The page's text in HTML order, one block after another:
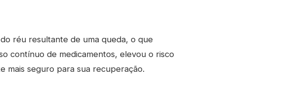
réu resultante de uma queda, o que
contínuo de medicamentos, elevou o risco
mais seguro para sua recuperação.